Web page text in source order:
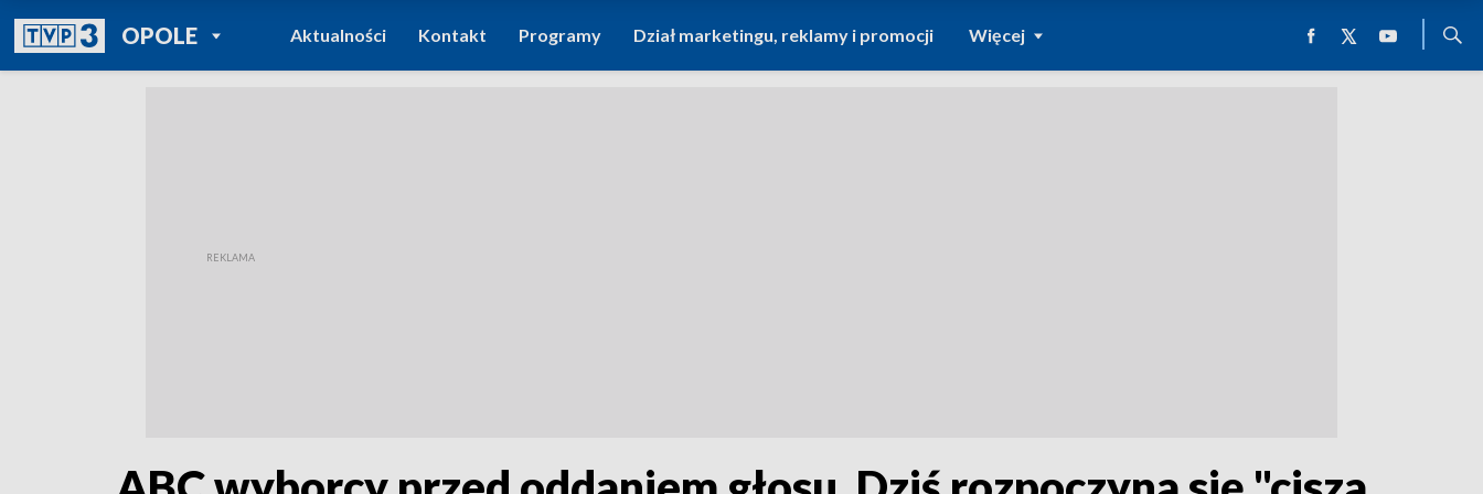
OPOLEPOWRÓT DO
TVP REGIONY
Aktualności Kontakt Programy Dział marketingu, reklamy i promocji Więcej